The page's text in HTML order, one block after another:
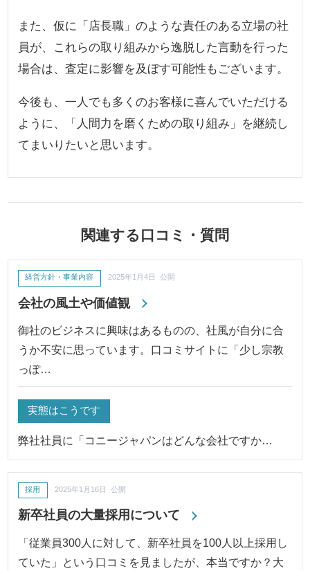
また、仮に「店長職」のような責任のある立場の社
員が、これらの取り組みから逸脱した言動を行った
場合は、査定に影響を及ぼす可能性もございます。
今後も、一人でも多くのお客様に喜んでいただける
ように、「人間力を磨くための取り組み」を継続し
てまいりたいと思います。
関連する口コミ・質問
会社の風土や価値観
経営方針・事業内容 2025年1月4日 公開
御社のビジネスに興味はあるものの、社風が自分に合
うか不安に思っています。口コミサイトに「少し宗教
っぽ…
実態はこうです
弊社社員に「コニージャパンはどんな会社ですか…
新卒社員の大量採用について
採用 2025年1月16日 公開
「従業員300人に対して、新卒社員を100人以上採用し
ていた」という口コミを見ましたが、本当ですか？大